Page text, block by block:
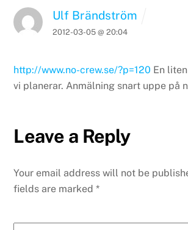
Ulf Brändström
2012-03-05 @ 20:04
http://www.no-crew.se/?p=120 En
vi planerar. Anmälning snart uppe på
Leave a Reply
Your email address will not be
fields are marked*